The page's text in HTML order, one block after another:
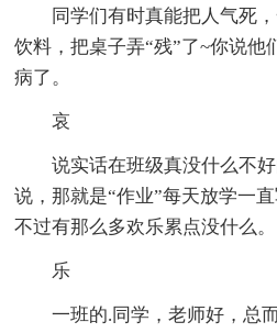
同学们有时真能把人气死，
饮料，把桌子弄“残”了~你说他
病了。
哀
说实话在班级真没什么不好
说，那就是“作业”每天放学一
不过有那么多欢乐累点没什么。
乐
一班的.同学，老师好，总而